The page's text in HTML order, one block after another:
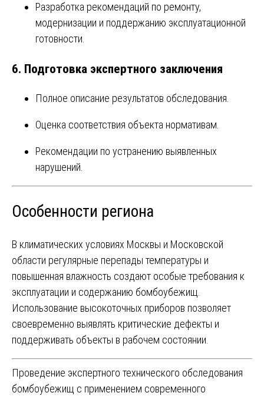
Разработка рекомендаций по ремонту,
модернизации и поддержанию эксплуатационной
готовности.
6. Подготовка экспертного заключения
Полное описание результатов обследования.
Оценка соответствия объекта нормативам.
Рекомендации по устранению выявленных
нарушений.
Особенности региона
В климатических условиях Москвы и Московской
области регулярные перепады температуры и
повышенная влажность создают особые требования к
эксплуатации и содержанию бомбоубежищ.
Использование высокоточных приборов позволяет
своевременно выявлять критические дефекты и
поддерживать объекты в рабочем состоянии.
Проведение экспертного технического обследования
бомбоубежищ с применением современного